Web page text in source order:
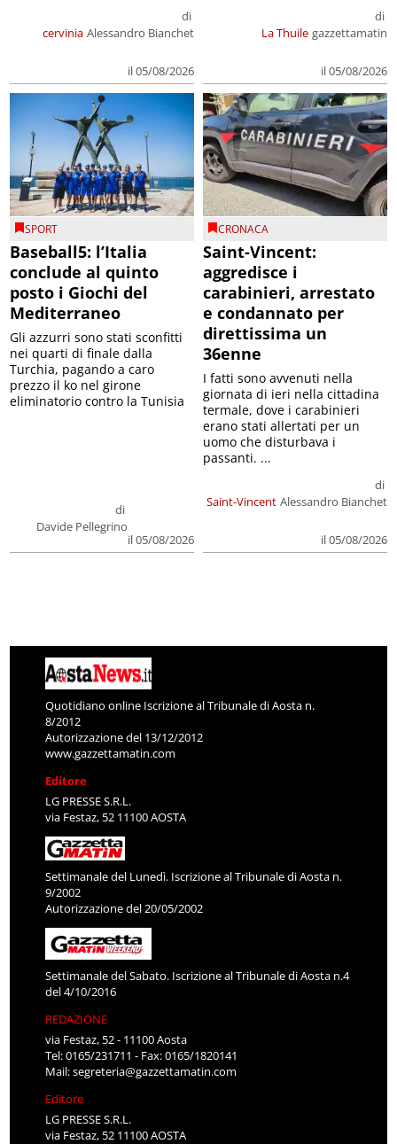
cervinia
di
Alessandro Bianchet
il 05/08/2026
La Thuile
di
gazzettamatin
il 05/08/2026
SPORT
Baseball5: l’Italia
conclude al quinto
posto i Giochi del
Mediterraneo
di
Davide Pellegrino
il 05/08/2026
Gli azzurri sono stati sconfitti
nei quarti di finale dalla
Turchia, pagando a caro
prezzo il ko nel girone
eliminatorio contro la Tunisia
CRONACA
Saint-Vincent:
aggredisce i
carabinieri, arrestato
e condannato per
direttissima un
36enne
Saint-Vincent
di
Alessandro Bianchet
il 05/08/2026
I fatti sono avvenuti nella
giornata di ieri nella cittadina
termale, dove i carabinieri
erano stati allertati per un
uomo che disturbava i
passanti. ...
Quotidiano online Iscrizione al Tribunale di Aosta n.
8/2012
Autorizzazione del 13/12/2012
www.gazzettamatin.com
Editore
LG PRESSE S.R.L.
via Festaz, 52 11100 AOSTA
Settimanale del Lunedì. Iscrizione al Tribunale di Aosta n.
9/2002
Autorizzazione del 20/05/2002
Settimanale del Sabato. Iscrizione al Tribunale di Aosta n.4
del 4/10/2016
REDAZIONE
via Festaz, 52 - 11100 Aosta
Tel: 0165/231711 - Fax: 0165/1820141
Mail:segreteria@gazzettamatin.com
Editore
LG PRESSE S.R.L.
via Festaz, 52 11100 AOSTA